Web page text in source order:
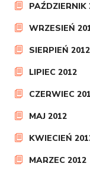
PAŹDZIERNIK
WRZESIEŃ
SIERPIEŃ 2012
LIPIEC 2012
CZERWIEC
MAJ 2012
KWIECIEŃ
MARZEC 2012